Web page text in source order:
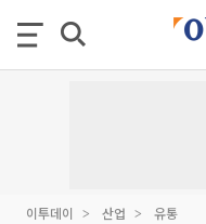
이투데이 산업 유통